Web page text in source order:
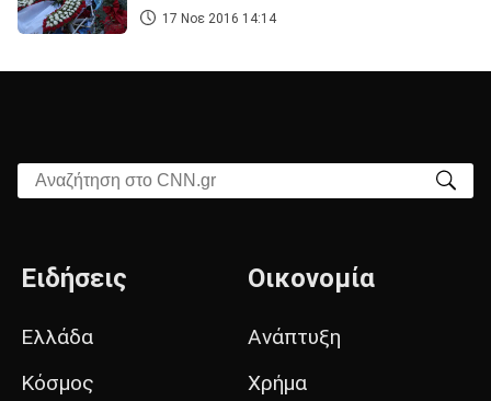
17 Νοε 2016 14:14
Αναζήτηση στο CNN.gr
Ειδήσεις
Ελλάδα
Κόσμος
Οικονομία
Ανάπτυξη
Χρήμα